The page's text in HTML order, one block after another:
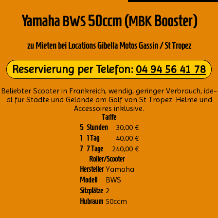
Yama­ha BWS50ccm (MBKBoos­ter)
zu Mie­ten bei Loca­ti­ons Gibel­la Motos Gas­sin / St Tro­pez
Reser­vie­rung per Tele­fon: 04 94 56 41 78
Belieb­ter Scoo­ter in Frank­reich, wen­dig, gerin­ger Ver­brauch, ide­
al für Städ­te und Gelän­de am Golf von St Tro­pez. Hel­me und
Acces­soires inklu­si­ve.
Tarife
5 Stunden 30,00 €
1 1 Tag 40,00 €
7 7 Tage 240,00 €
Roller/Scooter
Hersteller Yamaha
Modell BWS
Sitzplätze 2
Hubraum 50ccm